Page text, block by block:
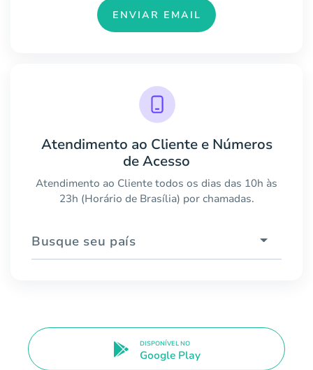
ENVIAR EMAIL
Atendimento ao Cliente e Números
de Acesso
Atendimento ao Cliente todos os dias das 10h às
23h (Horário de Brasília) por chamadas.
Busque seu país
DISPONÍVEL NO
Google Play